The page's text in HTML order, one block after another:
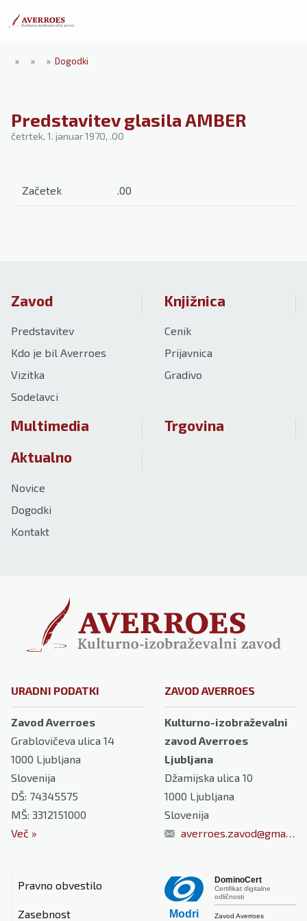
» » » Dogodki
Predstavitev glasila AMBER
četrtek, 1. januar 1970, .00
Začetek .00
Zavod
Predstavitev
Kdo je bil Averroes
Vizitka
Sodelavci
Knjižnica
Cenik
Prijavnica
Gradivo
Multimedia
Trgovina
Aktualno
Novice
Dogodki
Kontakt
URADNI PODATKI
Zavod Averroes
Grablovičeva ulica 14
1000 Ljubljana
Slovenija
DŠ: 74345575
MŠ: 3312151000
Več »
ZAVOD AVERROES
Kulturno-izobraževalni
zavod Averroes
Ljubljana
Džamijska ulica 10
1000 Ljubljana
Slovenija
averroes.zavod@gmail.com
Pravno obvestilo
Zasebnost Modri
DominoCert
Certifikat digitalne
odličnosti
Zavod Averroes